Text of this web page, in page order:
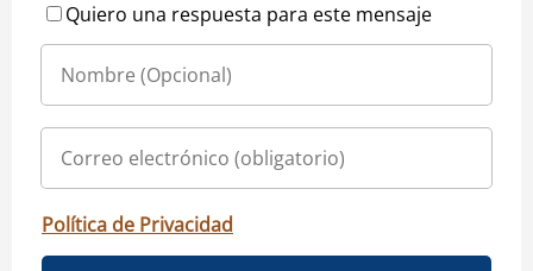
Quiero una respuesta para este mensaje
Política de Privacidad